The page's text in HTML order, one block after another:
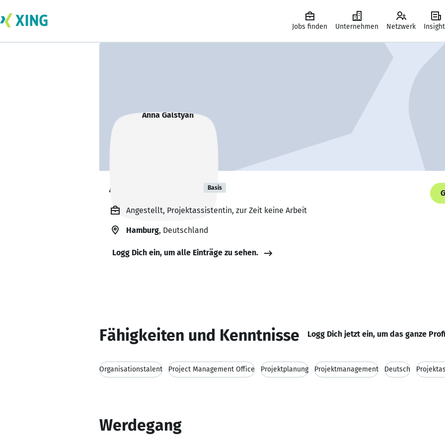
Jobs finden Unternehmen Netzwerk
Anna Galstyan Basis
Angestellt, Projektassistentin, zur Zeit keine Arbeit
Hamburg, Deutschland
Logg Dich ein, um alle Einträge zu sehen.
Fähigkeiten und Kenntnisse Logg Dich jetzt ein, um das ganze
Organisationstalent Project Management Office Projektplanung Projektmanagement Deutsch
Werdegang